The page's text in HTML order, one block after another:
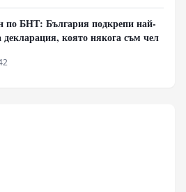
по БНТ: България подкрепи най-
декларация, която някога съм чел